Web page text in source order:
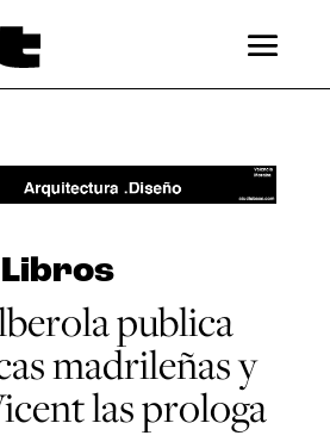
Libros
publica
madrileñas y
las prologa